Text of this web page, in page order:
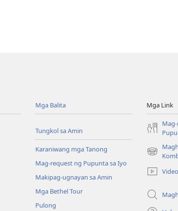
Mga Balita
Tungkol sa Amin
Karaniwang mga Tanong
Mag-request ng Pupunta sa Iyo
Makipag-ugnayan sa Amin
Mga Bethel Tour
Pulong
Mga Link
(may
na
window)
Video